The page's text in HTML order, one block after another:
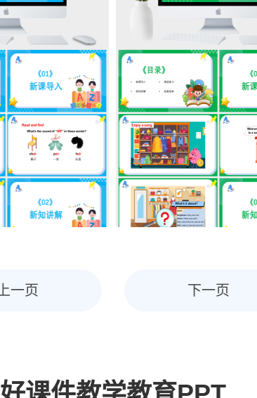
上一页 下一页